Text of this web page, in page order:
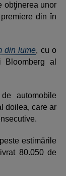
obţinerea unor
din în
din lume, cu o
al
automobile
doilea, care ar
estimările
80.050 de